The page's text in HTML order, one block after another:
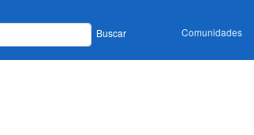
Buscar Comunidades